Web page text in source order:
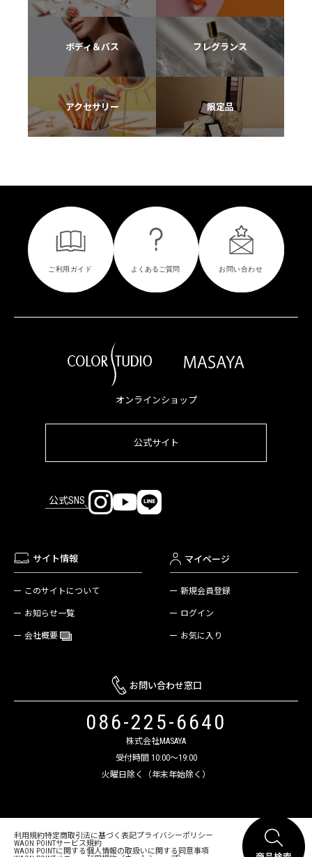
ボディ＆バス フレグランス
アクセサリー 限定品
オンラインショップ
公式サイト
公式SNS
サイト情報
このサイトについて
お知らせ一覧
会社概要
マイページ
新規会員登録
ログイン
お気に入り
お問い合わせ窓口
086-225-6640
株式会社MASAYA
受付時間 10:00～19:00
火曜日除く（年末年始除く）
利用規約特定商取引法に基づく表記プライバシーポリシー
WAON POINTサービス規約
WAON POINTに関する個人情報の取扱いに関する同意事項